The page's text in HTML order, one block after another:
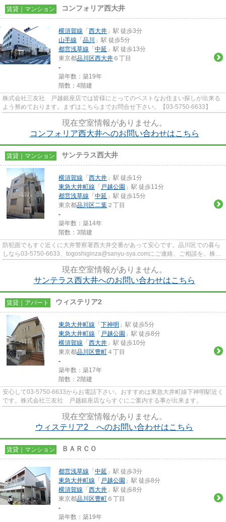
賃貸｜マンション コンフォリア西大井
横須賀線 「 西大井 」駅 徒歩3分
山手線 「 品川
」駅 徒歩5分
都営浅草線 「 中延 」駅 徒歩13分
東京都品川区西大井 ６丁目
-
築年数：築19年
階数：4階建
株式会社三友社 戸越銀座店では皆様にとってのベストなお住まい探しが出来る
よう努めております。まずはこちらまでお問合せ下さい。【03-5750-6633】
現在空室情報がありません。
コンフォリア西大井へのお問い合わせはこちら
賃貸｜マンション サンテラス西大井
横須賀線 「 西大井 」駅 徒歩1分
東急大井町線 「 戸越公園 」駅 徒歩11分
都営浅草線 「 中延 」駅 徒歩15分
東京都品川区二葉 ２丁目
-
築年数：築14年
階数：3階建
防犯面でもすぐ近くに大井警察署西大井交番があって安心です。品川区での暮ら
しなら03-5750-6633、togoshiginza@sanyu-sya.comにご連絡、ご相談を。株式
現在空室情報がありません。
サンテラス西大井へのお問い合わせはこちら
賃貸｜アパート ウィステリア2
東急大井町線 「 下神明 」駅 徒歩5分
東急大井町線 「 戸越公園 」駅 徒歩8分
横須賀線 「 西大井 」駅 徒歩10分
東京都品川区豊町 ４丁目
-
築年数：築17年
階数：2階建
安心して03-5750-6633からお電話下さい。おすすめは東急大井町線下神明駅近く
です。株式会社三友社 戸越銀座店ならすぐにご案内する事が出来ます。
現在空室情報がありません。
ウィステリア2 へのお問い合わせはこちら
賃貸｜マンション ＢＡＲＣＯ
都営浅草線 「 中延 」駅 徒歩3分
東急大井町線 「 戸越公園 」駅 徒歩8分
横須賀線 「 西大井 」駅 徒歩8分
東京都品川区豊町 ６丁目
-
築年数：築19年